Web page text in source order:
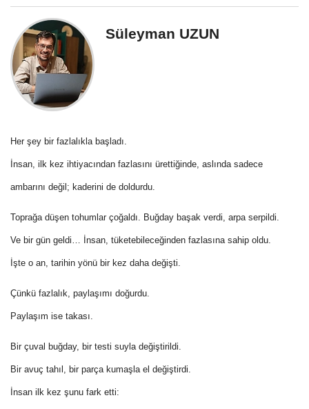
Süleyman UZUN
Her şey bir fazlalıkla başladı.
İnsan, ilk kez ihtiyacından fazlasını ürettiğinde, aslında sadece
ambarını değil; kaderini de doldurdu.
Toprağa düşen tohumlar çoğaldı. Buğday başak verdi, arpa serpildi.
Ve bir gün geldi… İnsan, tüketebileceğinden fazlasına sahip oldu.
İşte o an, tarihin yönü bir kez daha değişti.
Çünkü fazlalık, paylaşımı doğurdu.
Paylaşım ise takası.
Bir çuval buğday, bir testi suyla değiştirildi.
Bir avuç tahıl, bir parça kumaşla el değiştirdi.
İnsan ilk kez şunu fark etti: